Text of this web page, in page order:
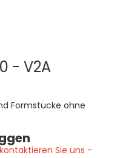
- V2A
Formstücke ohne
Sie uns -